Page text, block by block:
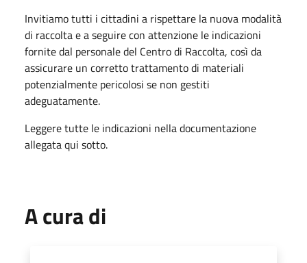
Invitiamo tutti i cittadini a rispettare la nuova modalità
di raccolta e a seguire con attenzione le indicazioni
fornite dal personale del Centro di Raccolta, così da
assicurare un corretto trattamento di materiali
potenzialmente pericolosi se non gestiti
adeguatamente.
Leggere tutte le indicazioni nella documentazione
allegata qui sotto.
A cura di